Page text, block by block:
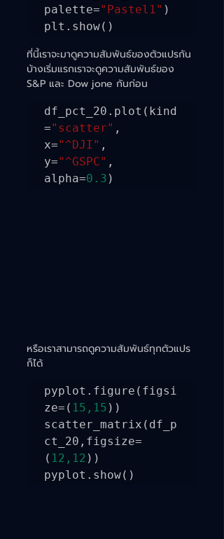
palette="Pastel1" )
plt.show()
ที่นี้เราจะมาดูความสัมพันธ์ของตัวแปรกัน
บ้างเริ่มแรกเราจะดูความสัมพันธ์ของ
S&P และ Dow jone กันก่อน
df_pct_20.plot(kind
="scatter" ,
x="^DJI" ,
y="^GSPC" ,
alpha=0.3 )
หรือเราสามารถดูความสัมพันธ์ทุกตัวแปร
ก็ได้
pyplot.figure(figsi
ze=( 15,15 ))
scatter_matrix(df_p
ct_20,figsize=
( 12,12 ))
pyplot.show()